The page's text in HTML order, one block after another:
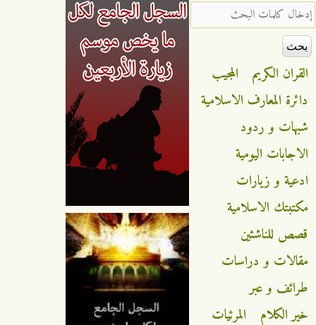
‏إدخال كلمات البحث ‏
القران الكريم
المجيب
دائرة المعارف الاسلامية
شبهات و ردود
الاجابات اليومية
ادعية و زيارات
مكتبتك الاسلامية
قصص للناشئين
مقالات و دراسات
طرائف و عبر
خير الكلام
المرئيات